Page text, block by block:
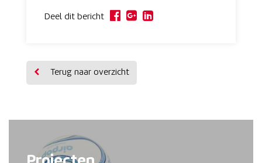
Deel dit bericht
Terug naar overzicht